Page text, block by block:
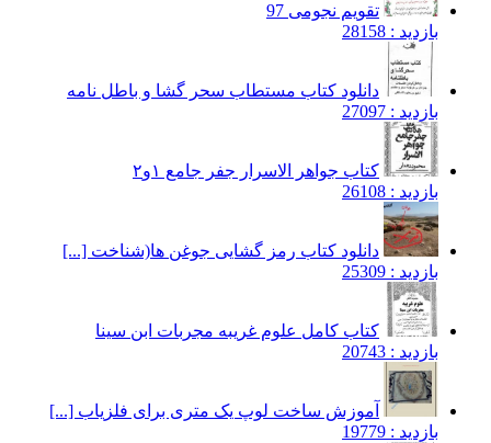
تقویم نجومی 97
بازدید : 28158
دانلود کتاب مستطاب سحر گشا و باطل نامه
بازدید : 27097
کتاب جواهر الاسرار جفر جامع ۱و۲
بازدید : 26108
دانلود کتاب رمز گشایی جوغن ها(شناخت [...]
بازدید : 25309
کتاب کامل علوم غریبه مجربات ابن سینا
بازدید : 20743
آموزش ساخت لوپ یک متری برای فلزیاب [...]
بازدید : 19779